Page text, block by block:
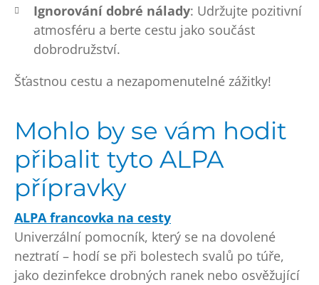
Ignorování dobré nálady: Udržujte pozitivní
atmosféru a berte cestu jako součást
dobrodružství.
Šťastnou cestu a nezapomenutelné zážitky!
Mohlo by se vám hodit
přibalit tyto ALPA
přípravky
ALPA francovka na cesty
Univerzální pomocník, který se na dovolené
neztratí – hodí se při bolestech svalů po túře,
jako dezinfekce drobných ranek nebo osvěžující